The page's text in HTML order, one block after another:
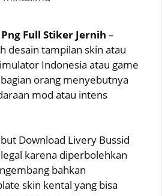
Full Stiker Jernih –
desain tampilan skin atau
Indonesia atau game
orang menyebutnya
mod atau intens
Download Livery Bussid
karena diperbolehkan
bahkan
skin kental yang bisa